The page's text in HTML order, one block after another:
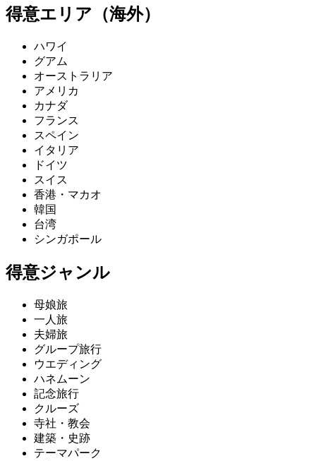
得意エリア（海外）
ハワイ
グアム
オーストラリア
アメリカ
カナダ
フランス
スペイン
イタリア
ドイツ
スイス
香港・マカオ
韓国
台湾
シンガポール
得意ジャンル
母娘旅
一人旅
夫婦旅
グループ旅行
ウエディング
ハネムーン
記念旅行
クルーズ
寺社・教会
建築・史跡
テーマパーク